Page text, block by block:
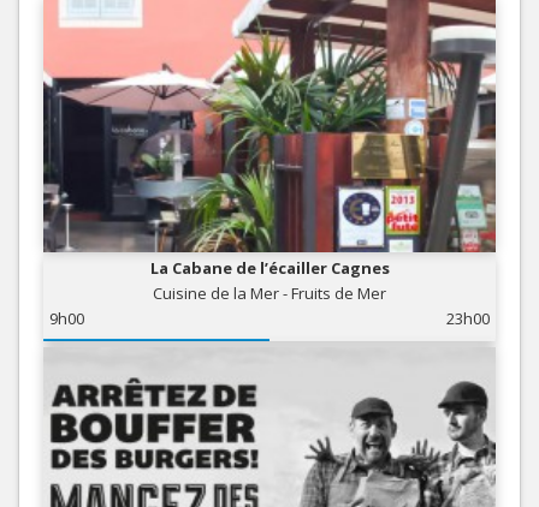
La Cabane de l’écailler Cagnes
Cuisine de la Mer - Fruits de Mer
9h00
23h00